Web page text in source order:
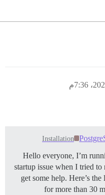
Installation
Hello everyone, I’m
startup issue when I tried
get some help. Here’s
for more than 30